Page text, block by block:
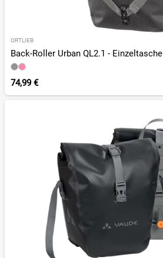
ORTLIEB
Back-Roller Urban QL2.1 - Einzeltasche
74,99 €